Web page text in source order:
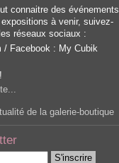
connaitre des événements,
à venir, suivez-
réseaux sociaux :
/ Facebook : My Cubik
de la galerie-boutique